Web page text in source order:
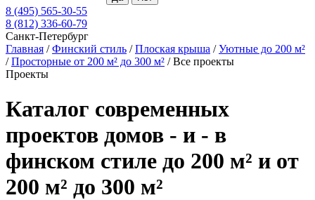
8 (495) 565-30-55
8 (812) 336-60-79
Санкт-Петербург
Главная /Финский стиль /Плоская крыша /Уютные до 200 м²
/Просторные от 200 м² до 300 м² /Все проекты
Проекты
Каталог современных
проектов домов - и - в
финском стиле до 200 м² и от
200 м² до 300 м²